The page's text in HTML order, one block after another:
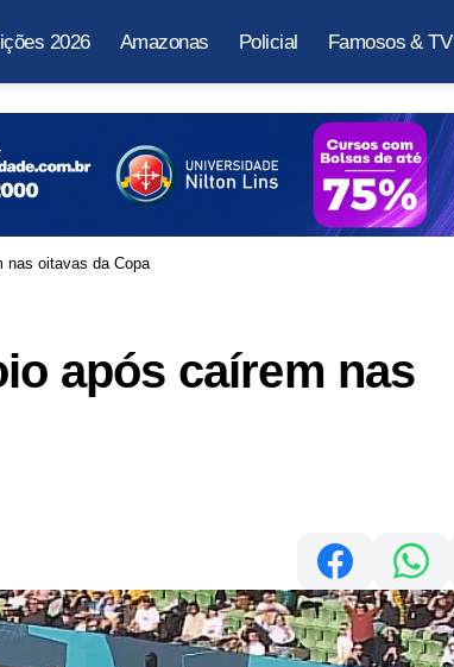
2026 Amazonas Policial Famosos & TV
nas oitavas da Copa
após caírem nas